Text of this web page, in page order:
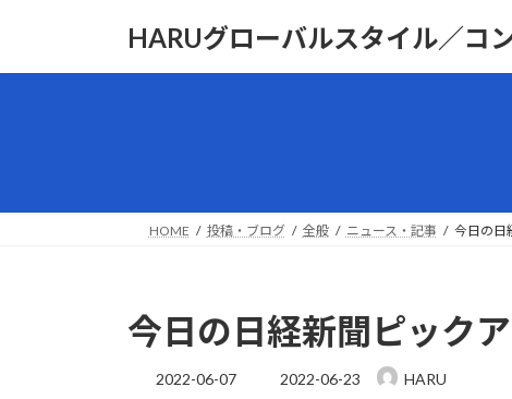
HARUグローバルスタイル／コ
HOME 投稿・ブログ 全般 ニュース・記事 今日の日
今日の日経新聞ピック
2022-06-07
最
2022-06-23 HARU